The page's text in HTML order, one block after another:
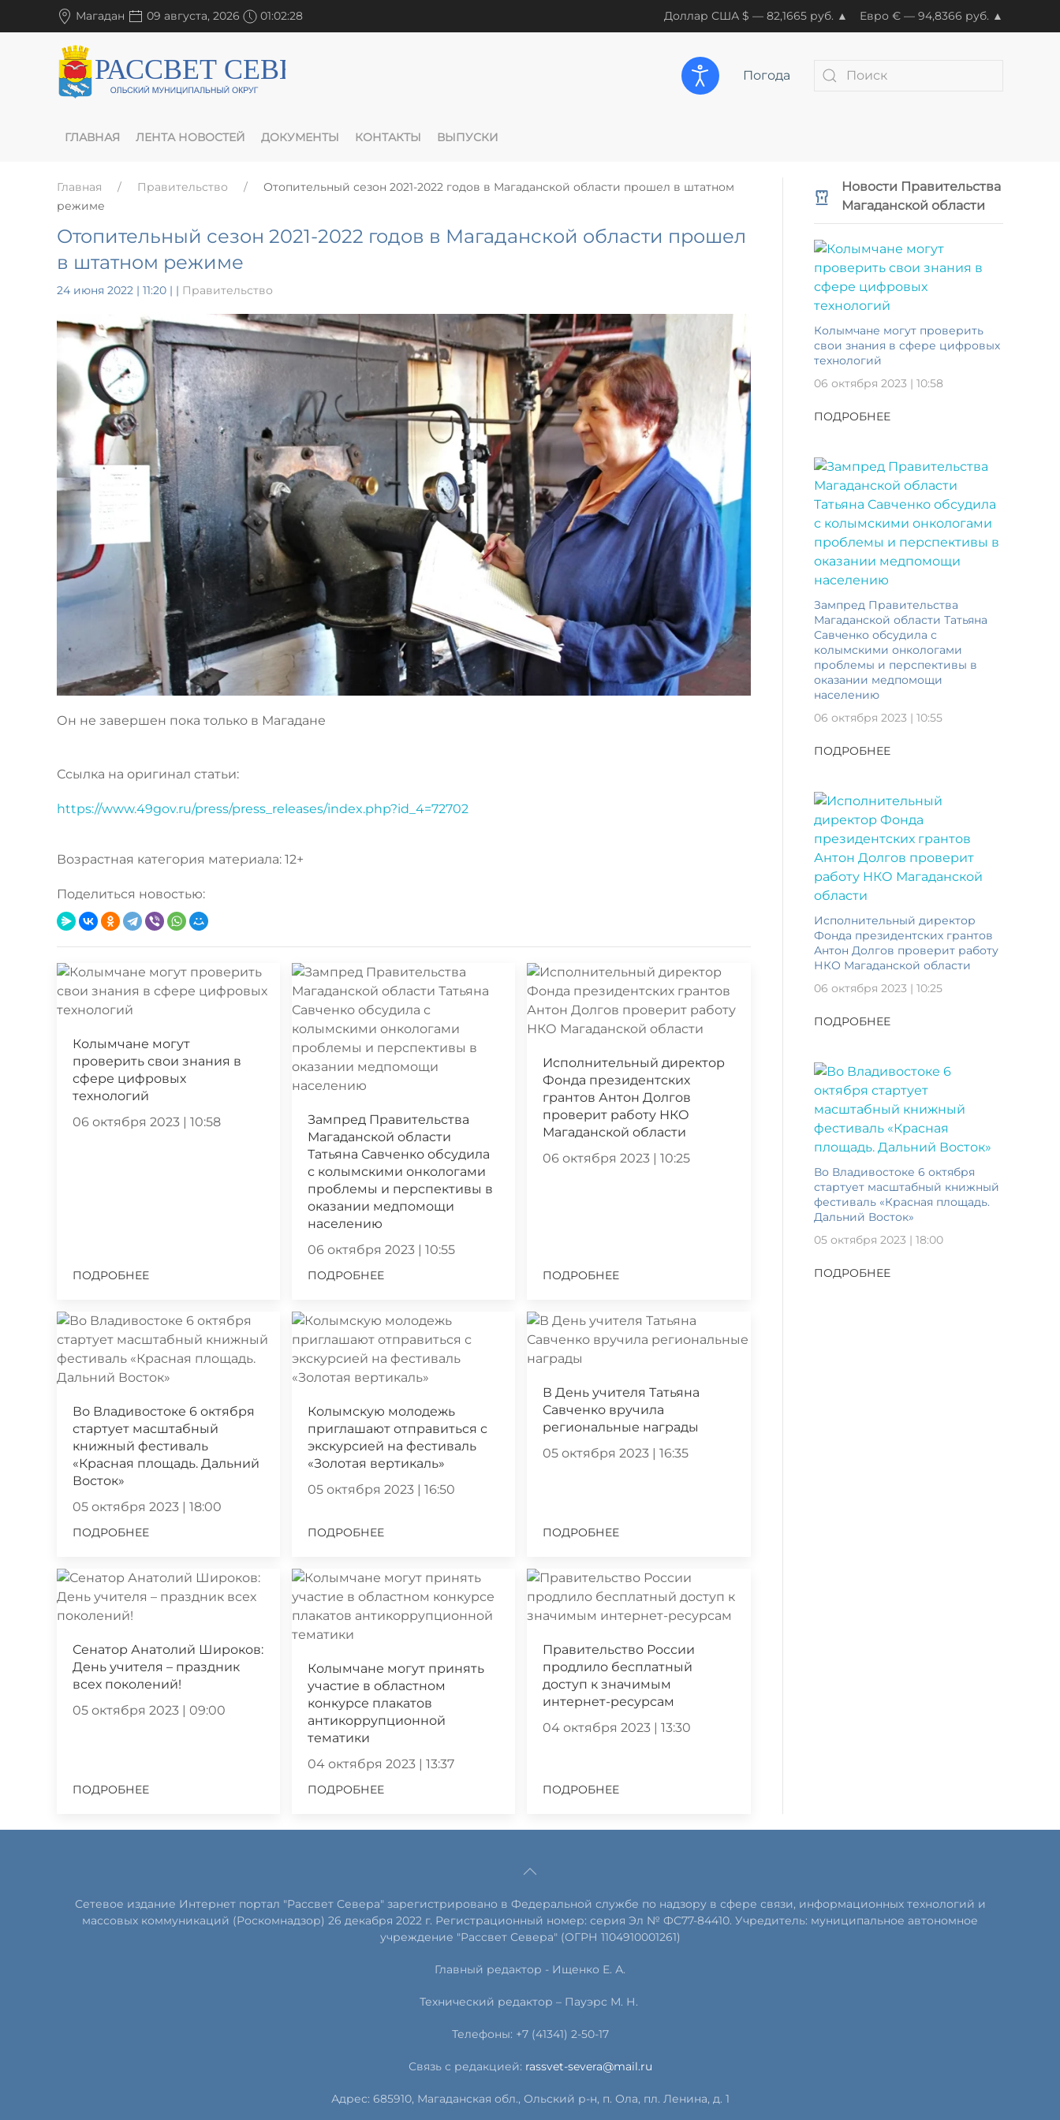
Магадан 09 августа, 2026 01:02:29 Доллар США $ — 82,1665 руб. ▲ Евро € — 94,8366 руб. ▲
Погода
ГЛАВНАЯ ЛЕНТА НОВОСТЕЙ ДОКУМЕНТЫ КОНТАКТЫ ВЫПУСКИ
Главная Правительство
Отопительный сезон 2021-2022 годов в Магаданской области прошел в штатном
режиме
Отопительный сезон 2021-2022 годов в Магаданской области прошел
в штатном режиме
24 июня 2022 | 11:20 | | Правительство
Он не завершен пока только в Магадане
Ссылка на оригинал статьи:
https://www.49gov.ru/press/press_releases/index.php?id_4=72702
Возрастная категория материала: 12+
Поделиться новостью:
Колымчане могут
проверить свои знания в
сфере цифровых
технологий
06 октября 2023 | 10:58
ПОДРОБНЕЕ
Зампред Правительства
Магаданской области
Татьяна Савченко обсудила
с колымскими онкологами
проблемы и перспективы в
оказании медпомощи
населению
06 октября 2023 | 10:55
ПОДРОБНЕЕ
Исполнительный директор
Фонда президентских
грантов Антон Долгов
проверит работу НКО
Магаданской области
06 октября 2023 | 10:25
ПОДРОБНЕЕ
Во Владивостоке 6 октября
стартует масштабный
книжный фестиваль
«Красная площадь. Дальний
Восток»
05 октября 2023 | 18:00
ПОДРОБНЕЕ
Колымскую молодежь
приглашают отправиться с
экскурсией на фестиваль
«Золотая вертикаль»
05 октября 2023 | 16:50
ПОДРОБНЕЕ
В День учителя Татьяна
Савченко вручила
региональные награды
05 октября 2023 | 16:35
ПОДРОБНЕЕ
Сенатор Анатолий Широков:
День учителя – праздник
всех поколений!
05 октября 2023 | 09:00
ПОДРОБНЕЕ
Колымчане могут принять
участие в областном
конкурсе плакатов
антикоррупционной
тематики
04 октября 2023 | 13:37
ПОДРОБНЕЕ
Правительство России
продлило бесплатный
доступ к значимым
интернет-ресурсам
04 октября 2023 | 13:30
ПОДРОБНЕЕ
Новости Правительства
Магаданской области
Колымчане могут проверить
свои знания в сфере цифровых
технологий
06 октября 2023 | 10:58
ПОДРОБНЕЕ
Зампред Правительства
Магаданской области Татьяна
Савченко обсудила с
колымскими онкологами
проблемы и перспективы в
оказании медпомощи
населению
06 октября 2023 | 10:55
ПОДРОБНЕЕ
Исполнительный директор
Фонда президентских грантов
Антон Долгов проверит работу
НКО Магаданской области
06 октября 2023 | 10:25
ПОДРОБНЕЕ
Во Владивостоке 6 октября
стартует масштабный книжный
фестиваль «Красная площадь.
Дальний Восток»
05 октября 2023 | 18:00
ПОДРОБНЕЕ
Сетевое издание Интернет портал "Рассвет Севера" зарегистрировано в Федеральной службе по надзору в сфере связи, информационных технологий и
массовых коммуникаций (Роскомнадзор) 26 декабря 2022 г. Регистрационный номер: серия Эл № ФС77-84410. Учредитель: муниципальное автономное
учреждение "Рассвет Севера" (ОГРН 1104910001261)
Главный редактор - Ищенко Е. А.
Технический редактор – Пауэрс М. Н.
Телефоны: +7 (41341) 2-50-17
Связь с редакцией: rassvet-severa@mail.ru
Адрес: 685910, Магаданская обл., Ольский р-н, п. Ола, пл. Ленина, д. 1